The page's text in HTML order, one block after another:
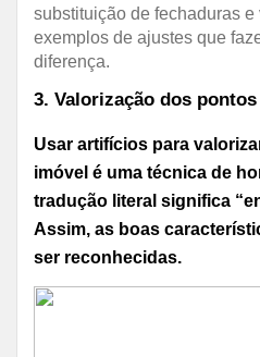
substituição de fechaduras
exemplos de ajustes que
diferença.
3. Valorização dos
Usar artifícios para
imóvel é uma técnica de
tradução literal significa
Assim, as boas
ser reconhecidas.